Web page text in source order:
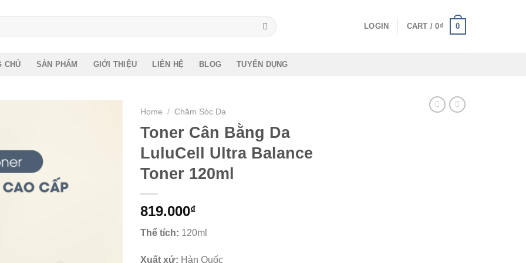
LOGIN CART /0₫ 0
CHỦ SẢN PHẨM GIỚI THIỆU LIÊN HỆ BLOG TUYỂN DỤNG
Home / Chăm Sóc Da
Toner Cân Bằng Da
LuluCell Ultra Balance
Toner 120ml
819.000₫
Thể tích: 120ml
Xuất xứ: Hàn Quốc